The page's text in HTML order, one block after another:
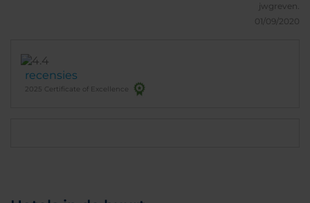
jwgreven.
01/09/2020
recensies
2025 Certificate of Excellence